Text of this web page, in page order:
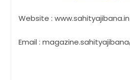
Website : www.sahityajibana.in
Email :